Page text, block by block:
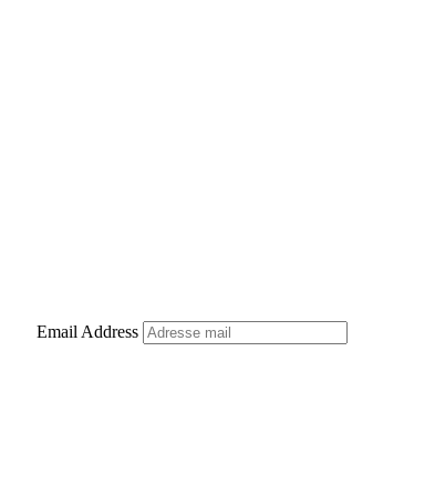
Email Address